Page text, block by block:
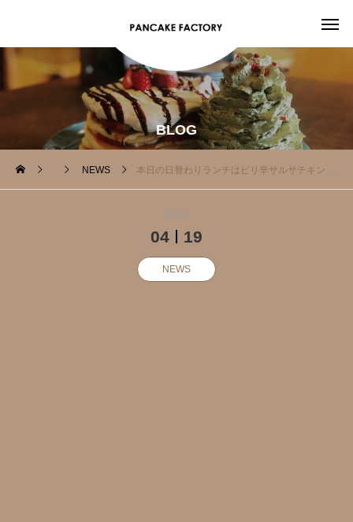
BLOG
NEWS 本日の日替わりランチはピリ辛サルサチキン
2024
04 19
NEWS